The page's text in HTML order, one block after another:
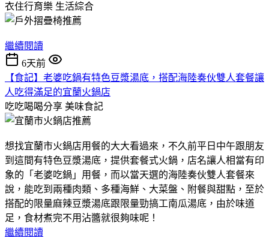
衣住行育樂 生活綜合
繼續閱讀
6天前
【食記】老婆吃鍋有特色豆漿湯底，搭配海陸奏伙雙人套餐讓
人吃得滿足的宜蘭火鍋店
吃吃喝喝分享 美味食記
想找宜蘭市火鍋店用餐的大大看過來，不久前平日中午跟朋友
到這間有特色豆漿湯底，提供套餐式火鍋，店名讓人相當有印
象的「老婆吃鍋」用餐，而以當天選的海陸奏伙雙人套餐來
說，能吃到兩種肉類、多種海鮮、大菜盤、附餐與甜點，至於
搭配的限量麻辣豆漿湯底跟限量勁搞工南瓜湯底，由於味道
足，食材煮完不用沾醬就很夠味呢！
繼續閱讀